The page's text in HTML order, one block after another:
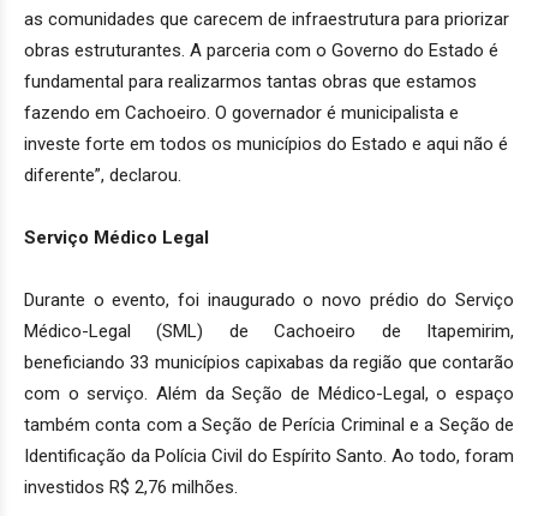
as comunidades que carecem de infraestrutura para priorizar
obras estruturantes. A parceria com o Governo do Estado é
fundamental para realizarmos tantas obras que estamos
fazendo em Cachoeiro. O governador é municipalista e
investe forte em todos os municípios do Estado e aqui não é
diferente”, declarou.
Serviço Médico Legal
Durante o evento, foi inaugurado o novo prédio do Serviço
Médico-Legal (SML) de Cachoeiro de Itapemirim,
beneficiando 33 municípios capixabas da região que contarão
com o serviço. Além da Seção de Médico-Legal, o espaço
também conta com a Seção de Perícia Criminal e a Seção de
Identificação da Polícia Civil do Espírito Santo. Ao todo, foram
investidos R$ 2,76 milhões.